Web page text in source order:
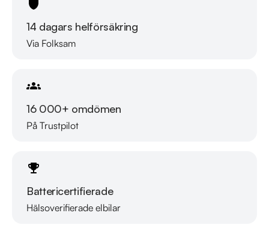
14 dagars helförsäkring
Via Folksam
16 000+ omdömen
På Trustpilot
Battericertifierade
Hälsoverifierade elbilar
Läs mer om oss